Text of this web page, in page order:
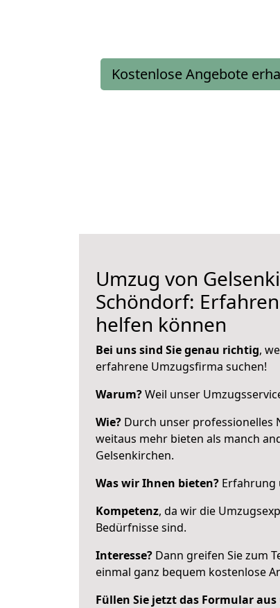
Kostenlose Angebote
Umzug von
Schöndorf:
helfen können
Bei uns sind Sie genau richtig,
erfahrene Umzugsfirma suchen!
Warum?Weil unser
Wie? Durch unser professionelles
weitaus mehr bieten als manch
Gelsenkirchen.
Was wir Ihnen bieten? Erfahrung
Kompetenz, da wir die
Bedürfnisse sind.
Interesse? Dann greifen Sie zum
einmal ganz bequem kostenlose
Füllen Sie jetzt das Formular aus